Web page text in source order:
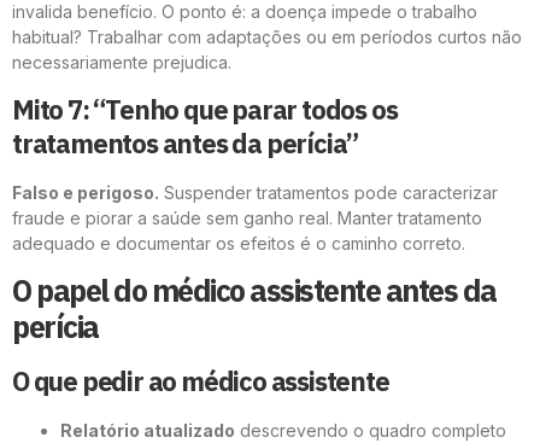
invalida benefício. O ponto é: a doença impede o trabalho
habitual? Trabalhar com adaptações ou em períodos curtos não
necessariamente prejudica.
Mito 7: “Tenho que parar todos os
tratamentos antes da perícia”
Falso e perigoso. Suspender tratamentos pode caracterizar
fraude e piorar a saúde sem ganho real. Manter tratamento
adequado e documentar os efeitos é o caminho correto.
O papel do médico assistente antes da
perícia
O que pedir ao médico assistente
Relatório atualizado descrevendo o quadro completo